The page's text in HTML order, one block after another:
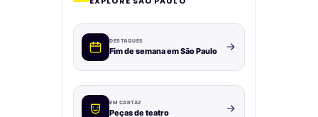
DESTAQUES
Fim de semana em São Paulo
EM CARTAZ
Peças de teatro